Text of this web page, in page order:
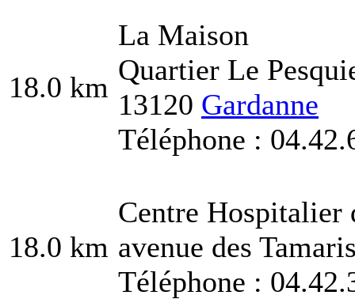
18.0 km
La Maison
Quartier Le
13120 Gardanne
Téléphone :
18.0 km
Centre Hospitalier
avenue des
Téléphone :